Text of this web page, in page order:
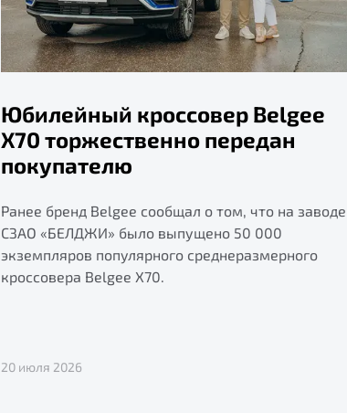
Юбилейный кроссовер Belgee
X70 торжественно передан
покупателю
Ранее бренд Belgee сообщал о том, что на заводе
СЗАО «БЕЛДЖИ» было выпущено 50 000
экземпляров популярного среднеразмерного
кроссовера Belgee X70.
20 июля 2026